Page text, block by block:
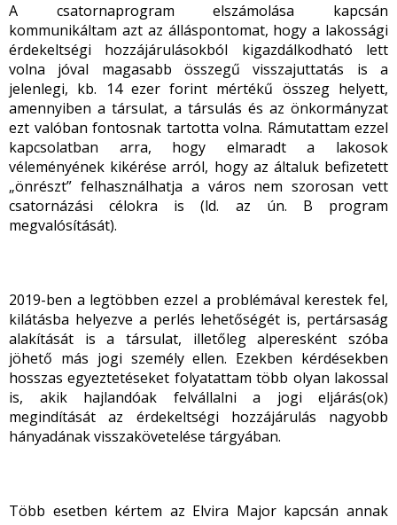
A csatornaprogram elszámolása kapcsán
kommunikáltam azt az álláspontomat, hogy a lakossági
érdekeltségi hozzájárulásokból kigazdálkodható lett
volna jóval magasabb összegű visszajuttatás is a
jelenlegi, kb. 14 ezer forint mértékű összeg helyett,
amennyiben a társulat, a társulás és az önkormányzat
ezt valóban fontosnak tartotta volna. Rámutattam ezzel
kapcsolatban arra, hogy elmaradt a lakosok
véleményének kikérése arról, hogy az általuk befizetett
„önrészt” felhasználhatja a város nem szorosan vett
csatornázási célokra is (ld. az ún. B program
megvalósítását).
2019-ben a legtöbben ezzel a problémával kerestek fel,
kilátásba helyezve a perlés lehetőségét is, pertársaság
alakítását is a társulat, illetőleg alperesként szóba
jöhető más jogi személy ellen. Ezekben kérdésekben
hosszas egyeztetéseket folyatattam több olyan lakossal
is, akik hajlandóak felvállalni a jogi eljárás(ok)
megindítását az érdekeltségi hozzájárulás nagyobb
hányadának visszakövetelése tárgyában.
Több esetben kértem az Elvira Major kapcsán annak